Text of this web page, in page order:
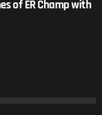
of ER Champ with